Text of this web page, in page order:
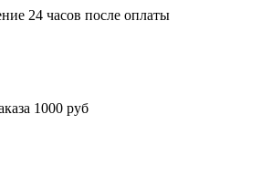
24 часов после оплаты
1000 руб